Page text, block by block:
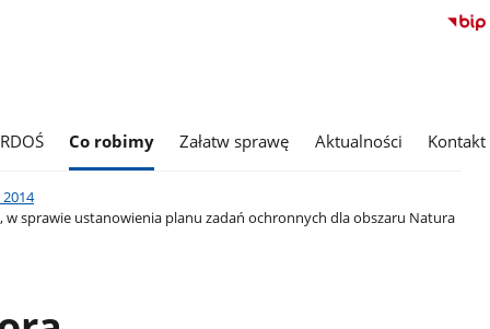
Co robimy Załatw sprawę Aktualności Kontakt
2014
w sprawie ustanowienia planu zadań ochronnych dla obszaru Natura